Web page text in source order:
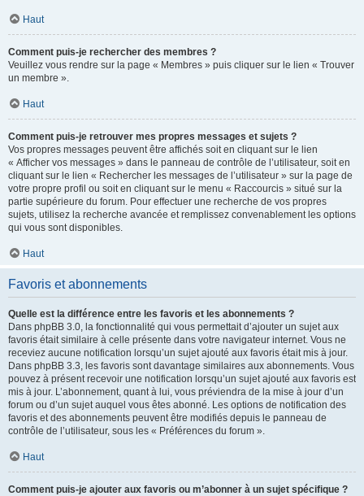
Haut
Comment puis-je rechercher des membres ?
Veuillez vous rendre sur la page « Membres » puis cliquer sur le lien « Trouver
un membre ».
Haut
Comment puis-je retrouver mes propres messages et sujets ?
Vos propres messages peuvent être affichés soit en cliquant sur le lien
« Afficher vos messages » dans le panneau de contrôle de l’utilisateur, soit en
cliquant sur le lien « Rechercher les messages de l’utilisateur » sur la page de
votre propre profil ou soit en cliquant sur le menu « Raccourcis » situé sur la
partie supérieure du forum. Pour effectuer une recherche de vos propres
sujets, utilisez la recherche avancée et remplissez convenablement les options
qui vous sont disponibles.
Haut
Favoris et abonnements
Quelle est la différence entre les favoris et les abonnements ?
Dans phpBB 3.0, la fonctionnalité qui vous permettait d’ajouter un sujet aux
favoris était similaire à celle présente dans votre navigateur internet. Vous ne
receviez aucune notification lorsqu’un sujet ajouté aux favoris était mis à jour.
Dans phpBB 3.3, les favoris sont davantage similaires aux abonnements. Vous
pouvez à présent recevoir une notification lorsqu’un sujet ajouté aux favoris est
mis à jour. L’abonnement, quant à lui, vous préviendra de la mise à jour d’un
forum ou d’un sujet auquel vous êtes abonné. Les options de notification des
favoris et des abonnements peuvent être modifiés depuis le panneau de
contrôle de l’utilisateur, sous les « Préférences du forum ».
Haut
Comment puis-je ajouter aux favoris ou m’abonner à un sujet spécifique ?